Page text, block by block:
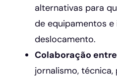
alternativas para
de equipamentos
deslocamento.
Colaboração
jornalismo,